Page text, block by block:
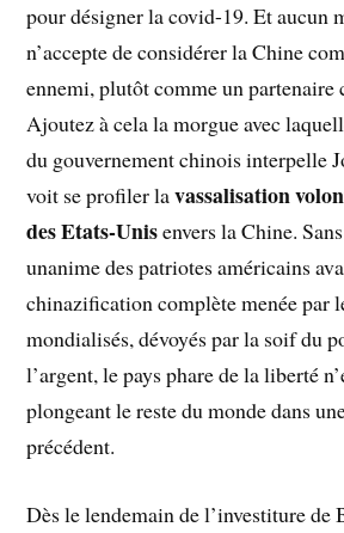
pour désigner la covid-19. Et aucun
n’accepte de considérer la Chine
ennemi, plutôt comme un partenaire
Ajoutez à cela la morgue avec
du gouvernement chinois interpelle
voit se profiler lavassalisation
des Etats-Unisenvers la Chine.
unanime des patriotes américains
chinazification complète menée par
mondialisés, dévoyés par la soif du
l’argent, le pays phare de la liberté
plongeant le reste du monde dans
précédent.
Dès le lendemain de l’investiture de